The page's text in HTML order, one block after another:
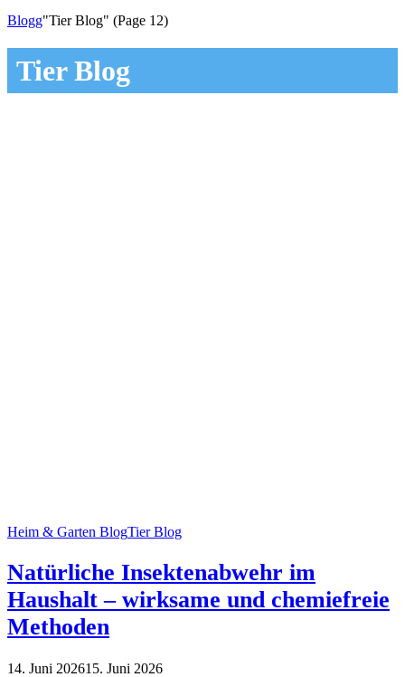
Blogg"Tier Blog" (Page 12)
Tier Blog
Heim & Garten BlogTier Blog
Natürliche Insektenabwehr im
Haushalt – wirksame und chemiefreie
Methoden
14. Juni 202615. Juni 2026